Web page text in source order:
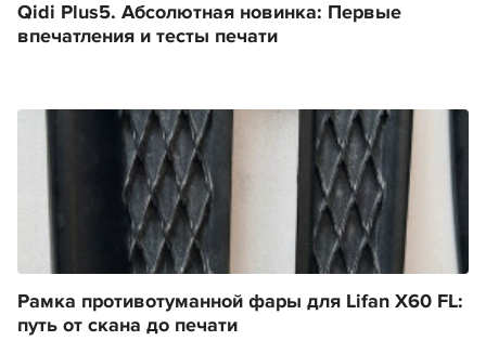
Qidi Plus5. Абсолютная новинка: Первые
впечатления и тесты печати
Рамка противотуманной фары для Lifan X60 FL:
путь от скана до печати